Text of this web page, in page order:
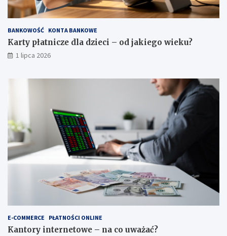
BANKOWOŚĆ KONTA BANKOWE
Karty płatnicze dla dzieci – od jakiego wieku?
1 lipca 2026
E-COMMERCE PŁATNOŚCI ONLINE
Kantory internetowe – na co uważać?